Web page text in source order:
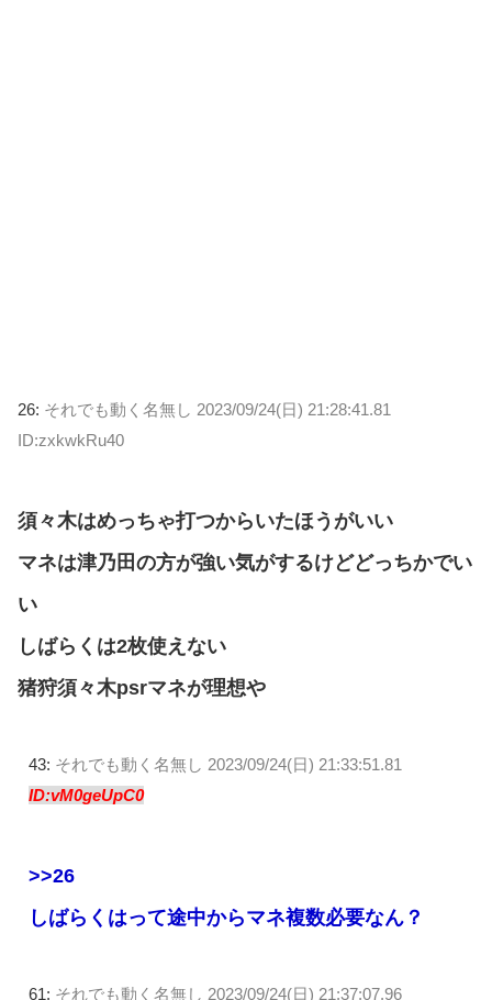
26: それでも動く名無し 2023/09/24(日) 21:28:41.81
ID:zxkwkRu40
須々木はめっちゃ打つからいたほうがいい
マネは津乃田の方が強い気がするけどどっちかでい
い
しばらくは2枚使えない
猪狩須々木psrマネが理想や
43: それでも動く名無し 2023/09/24(日) 21:33:51.81
ID:vM0geUpC0
>>26
しばらくはって途中からマネ複数必要なん？
61: それでも動く名無し 2023/09/24(日) 21:37:07.96